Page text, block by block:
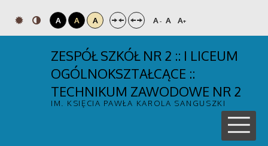
A A A A- A A+
ZESPÓŁ SZKÓŁ NR 2 :: I LICEUM
OGÓLNOKSZTAŁCĄCE ::
TECHNIKUM ZAWODOWE NR 2
IM. KSIĘCIA PAWŁA KAROLA SANGUSZKI